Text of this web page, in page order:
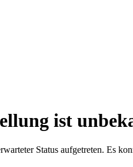
ist
Status aufgetreten. Es